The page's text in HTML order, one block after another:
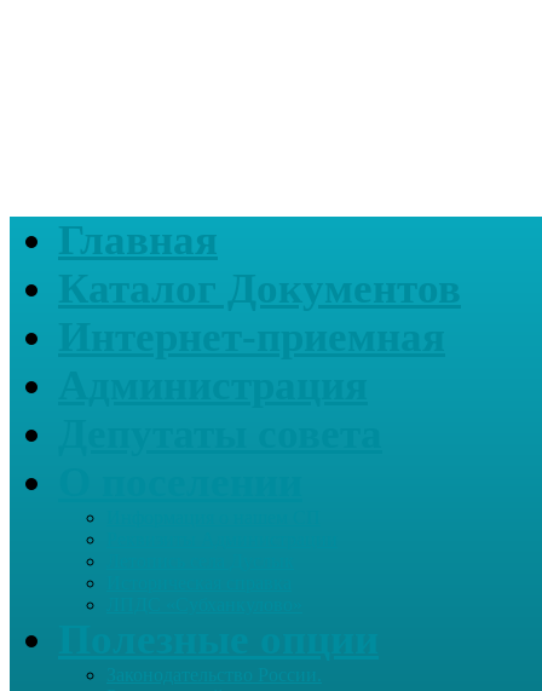
Главная
Каталог Документов